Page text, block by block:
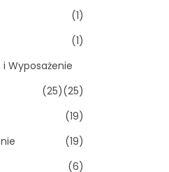
(1)
(1)
Wyposażenie
(25)
(25)
(19)
(19)
(6)